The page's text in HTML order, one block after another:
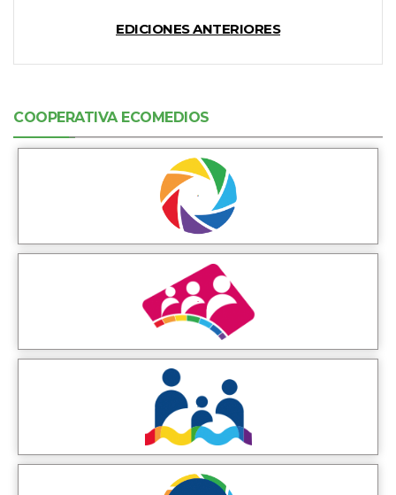
EDICIONES ANTERIORES
COOPERATIVA ECOMEDIOS